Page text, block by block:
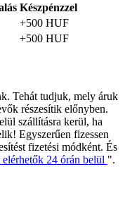
Készpénzzel
+500 HUF
+500 HUF
Tehát tudjuk, mely áruk
részesítik előnyben.
szállításra kerül, ha
Egyszerűen fizessen
fizetési módként. És
24 órán belül ".